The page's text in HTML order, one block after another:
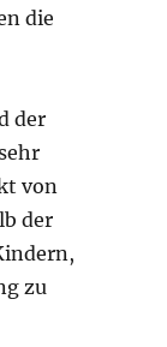
die
der
von
der
zu